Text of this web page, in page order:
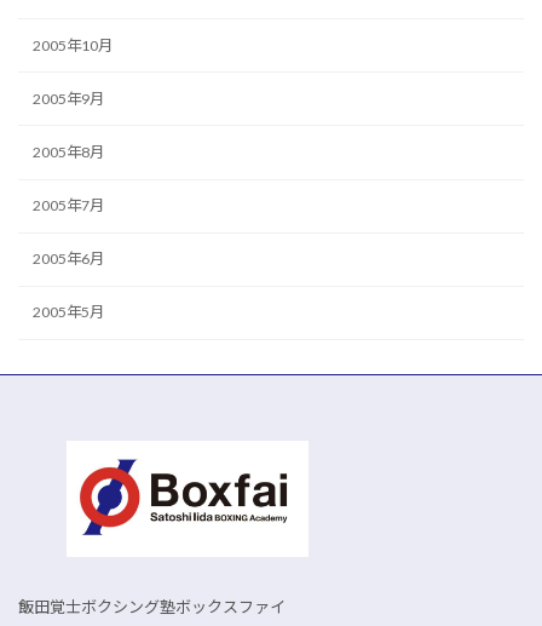
2005年10月
2005年9月
2005年8月
2005年7月
2005年6月
2005年5月
飯田覚士ボクシング塾ボックスファイ